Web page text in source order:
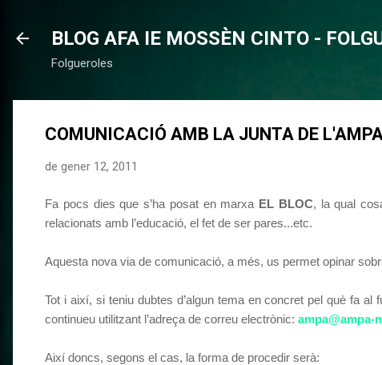
BLOG AFA IE MOSSÈN CINTO -
Folgueroles
COMUNICACIÓ AMB LA JUNTA DE
de gener 12, 2011
Fa pocs dies que s’ha posat en marxa EL BLOC, la qual
relacionats amb l’educació, el fet de ser pares...etc.
Aquesta nova via de comunicació, a més, us permet opinar
Tot i així, si teniu dubtes d’algun tema en concret pel què fa
continueu utilitzant l’adreça de correu electrònic: ampa@ampa-
Així doncs, segons el cas, la forma de procedir serà: